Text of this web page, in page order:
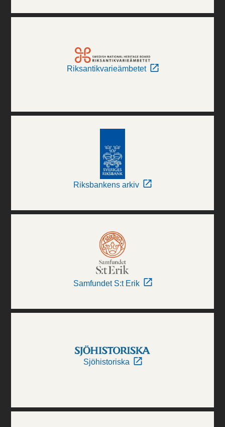
Riksantikvarieämbetet
Riksbankens arkiv
Samfundet S:t Erik
Sjöhistoriska